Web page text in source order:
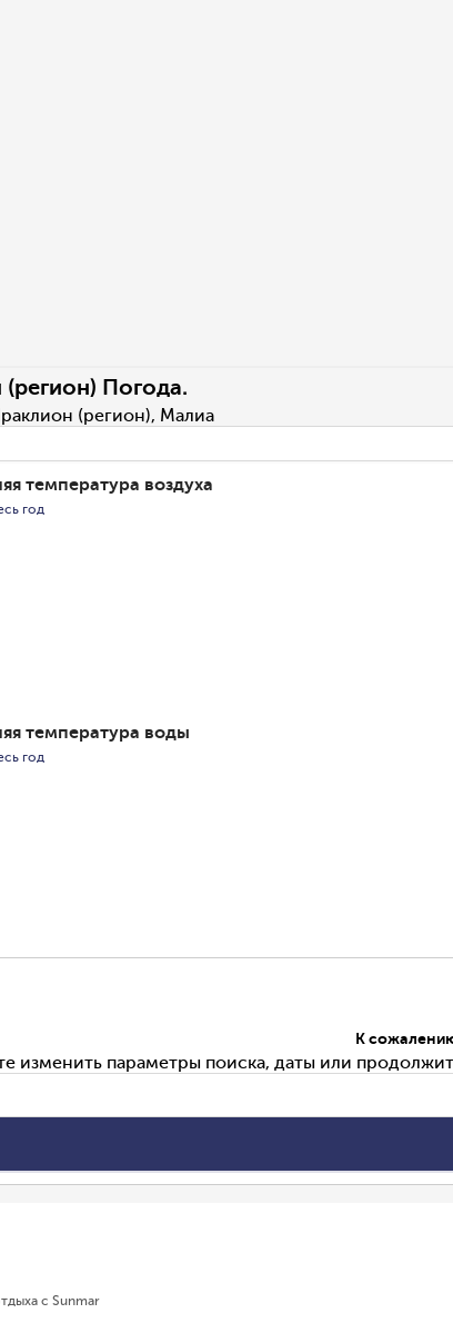
Погода.
(регион), Малиа
температура воздуха
год
температура воды
год
К
изменить параметры поиска, даты или
с Sunmar